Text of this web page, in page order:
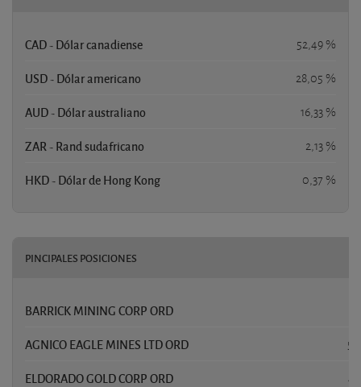
CAD - Dólar canadiense 52,49 %
USD - Dólar americano 28,05 %
AUD - Dólar australiano 16,33 %
ZAR - Rand sudafricano 2,13 %
HKD - Dólar de Hong Kong 0,37 %
PINCIPALES POSICIONES
BARRICK MINING CORP ORD
AGNICO EAGLE MINES LTD ORD
ELDORADO GOLD CORP ORD